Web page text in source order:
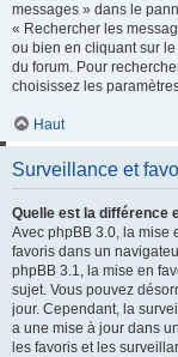
messages » dans le
« Rechercher les
ou bien en cliquant sur
du forum. Pour
choisissez les
Haut
Surveillance et
Quelle est la différence
Avec phpBB 3.0, la mise
favoris dans un
phpBB 3.1, la mise en
sujet. Vous pouvez
jour. Cependant, la
a une mise à jour dans
les favoris et les